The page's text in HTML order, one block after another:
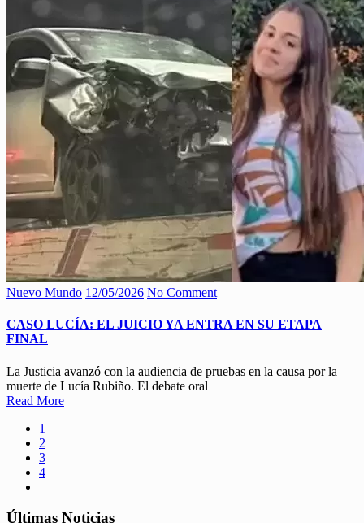
Nuevo Mundo 12/05/2026 No Comment
CASO LUCÍA: EL JUICIO YA ENTRA EN SU ETAPA
FINAL
La Justicia avanzó con la audiencia de pruebas en la causa por la
muerte de Lucía Rubiño. El debate oral
Read More
1
2
3
4
Últimas Noticias